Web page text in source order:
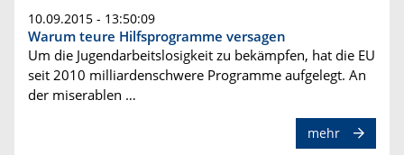
10.09.2015 - 13:50:09
Warum teure Hilfsprogramme versagen
Um die Jugendarbeitslosigkeit zu bekämpfen, hat die EU
seit 2010 milliardenschwere Programme aufgelegt. An
der miserablen …
mehr